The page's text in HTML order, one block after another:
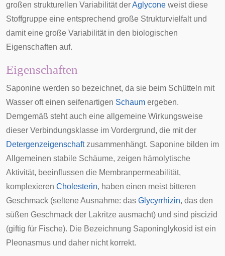
großen strukturellen Variabilität derAglycone weist diese
Stoffgruppe eine entsprechend große Strukturvielfalt und
damit eine große Variabilität in den biologischen
Eigenschaften auf.
Eigenschaften
Saponine werden so bezeichnet, da sie beim Schütteln mit
Wasser oft einen seifenartigen Schaum ergeben.
Demgemäß steht auch eine allgemeine Wirkungsweise
dieser Verbindungsklasse im Vordergrund, die mit der
Detergenzeigenschaftzusammenhängt. Saponine bilden im
Allgemeinen stabile Schäume, zeigen hämolytische
Aktivität, beeinflussen die Membranpermeabilität,
komplexieren Cholesterin, haben einen meist bitteren
Geschmack (seltene Ausnahme: das Glycyrrhizin, das den
süßen Geschmack der Lakritze ausmacht) und sind piscizid
(giftig für Fische). Die Bezeichnung Saponinglykosid ist ein
Pleonasmus und daher nicht korrekt.